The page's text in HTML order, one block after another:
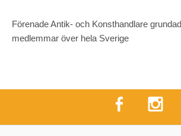
Förenade Antik- och Konsthandlare
medlemmar över hela Sverige